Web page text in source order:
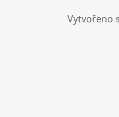
Vytvořeno